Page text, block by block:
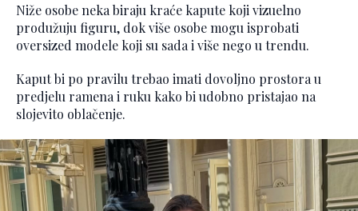
Niže osobe neka biraju kraće kapute koji vizuelno
produžuju figuru, dok više osobe mogu isprobati
oversized modele koji su sada i više nego u trendu.
Kaput bi po pravilu trebao imati dovoljno prostora u
predjelu ramena i ruku kako bi udobno pristajao na
slojevito oblačenje.